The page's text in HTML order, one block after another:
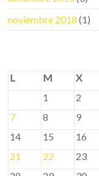
noviembre 2018 (1)
L
M X
1 2
7
8 9
14
15 16
21
22 23